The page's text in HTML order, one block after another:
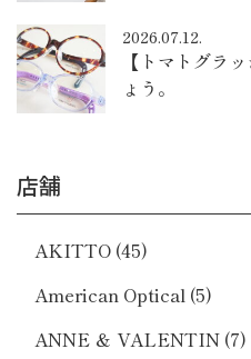
2026.07.12.
【トマトグラ
ょう。
店舗
AKITTO (45)
American Optical (5)
ANNE ＆ VALENTIN (7)